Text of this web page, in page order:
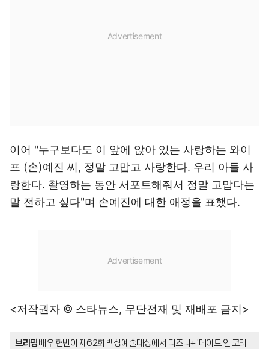
이어 "누구보다도 이 앞에 앉아 있는 사랑하는 와이
프 (손)예진 씨, 정말 고맙고 사랑한다. 우리 아들 사
랑한다. 촬영하는 동안 서포트해줘서 정말 고맙다는
말 전하고 싶다"며 손예진에 대한 애정을 표했다.
<저작권자 © 스타뉴스, 무단전재 및 재배포 금지>
브리핑배우 현빈이 제62회 백상예술대상에서 디즈니+ '메이드 인 코리